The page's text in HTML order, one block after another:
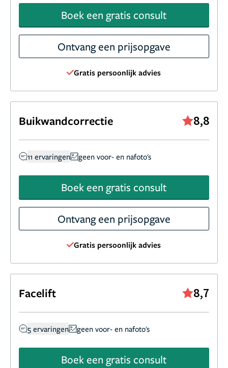
Boek een gratis consult
Ontvang een prijsopgave
Gratis persoonlijk advies
Buikwandcorrectie 8,8
11 ervaringen geen voor- en nafoto's
Boek een gratis consult
Ontvang een prijsopgave
Gratis persoonlijk advies
Facelift 8,7
5 ervaringen geen voor- en nafoto's
Boek een gratis consult